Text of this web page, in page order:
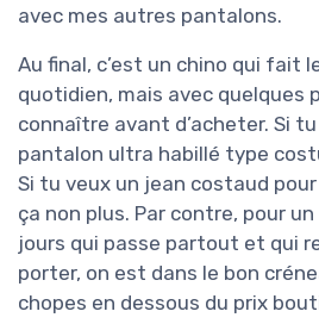
avec mes autres pantalons.
Au final, c’est un chino qui fait
quotidien, mais avec
connaître avant d’acheter. Si
pantalon ultra habillé type
Si tu veux un jean costaud pour
ça non plus. Par contre, pour
jours qui passe partout et qui
porter, on est dans le bon
chopes en dessous du prix